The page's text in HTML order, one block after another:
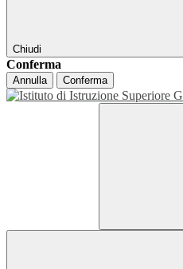
Chiudi
Conferma
Annulla Conferma